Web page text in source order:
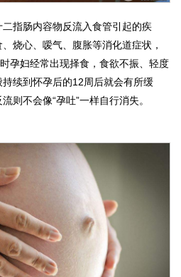
指肠内容物反流入食管引起的疾
烧心、嗳气、腹胀等消化道症状，
孕妇经常出现择食，食欲不振、轻度
续到怀孕后的12周后就会有所缓
则不会像“孕吐”一样自行消失。